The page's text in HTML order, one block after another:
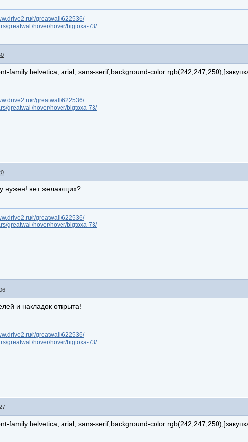
r/greatwall/622536/
greatwall/hover/hover/bigtoxa-73/
family:helvetica, arial, sans-serif;background-
r/greatwall/622536/
greatwall/hover/hover/bigtoxa-73/
нужен! нет желающих?
r/greatwall/622536/
greatwall/hover/hover/bigtoxa-73/
и накладок открыта!
r/greatwall/622536/
greatwall/hover/hover/bigtoxa-73/
family:helvetica, arial, sans-serif;background-